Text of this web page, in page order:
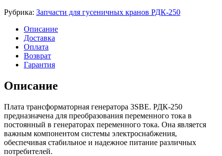
Рубрика: Запчасти для гусеничных кранов РДК-250
Описание
Доставка
Оплата
Возврат
Гарантия
Описание
Плата трансформаторная генератора 3SBE. РДК-250
предназначена для преобразования переменного тока в
постоянный в генераторах переменного тока. Она является
важным компонентом системы электроснабжения,
обеспечивая стабильное и надежное питание различных
потребителей.